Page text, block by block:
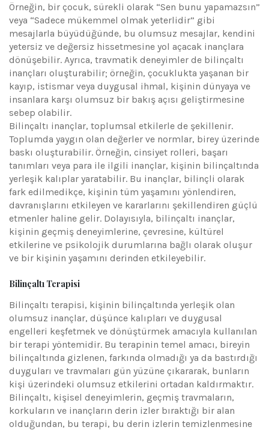
Örneğin, bir çocuk, sürekli olarak “Sen bunu yapamazsın”
veya “Sadece mükemmel olmak yeterlidir” gibi
mesajlarla büyüdüğünde, bu olumsuz mesajlar, kendini
yetersiz ve değersiz hissetmesine yol açacak inançlara
dönüşebilir. Ayrıca, travmatik deneyimler de bilinçaltı
inançları oluşturabilir; örneğin, çocuklukta yaşanan bir
kayıp, istismar veya duygusal ihmal, kişinin dünyaya ve
insanlara karşı olumsuz bir bakış açısı geliştirmesine
sebep olabilir.
Bilinçaltı inançlar, toplumsal etkilerle de şekillenir.
Toplumda yaygın olan değerler ve normlar, birey üzerinde
baskı oluşturabilir. Örneğin, cinsiyet rolleri, başarı
tanımları veya para ile ilgili inançlar, kişinin bilinçaltında
yerleşik kalıplar yaratabilir. Bu inançlar, bilinçli olarak
fark edilmedikçe, kişinin tüm yaşamını yönlendiren,
davranışlarını etkileyen ve kararlarını şekillendiren güçlü
etmenler haline gelir. Dolayısıyla, bilinçaltı inançlar,
kişinin geçmiş deneyimlerine, çevresine, kültürel
etkilerine ve psikolojik durumlarına bağlı olarak oluşur
ve bir kişinin yaşamını derinden etkileyebilir.
Bilinçaltı Terapisi
Bilinçaltı terapisi, kişinin bilinçaltında yerleşik olan
olumsuz inançlar, düşünce kalıpları ve duygusal
engelleri keşfetmek ve dönüştürmek amacıyla kullanılan
bir terapi yöntemidir. Bu terapinin temel amacı, bireyin
bilinçaltında gizlenen, farkında olmadığı ya da bastırdığı
duyguları ve travmaları gün yüzüne çıkararak, bunların
kişi üzerindeki olumsuz etkilerini ortadan kaldırmaktır.
Bilinçaltı, kişisel deneyimlerin, geçmiş travmaların,
korkuların ve inançların derin izler bıraktığı bir alan
olduğundan, bu terapi, bu derin izlerin temizlenmesine